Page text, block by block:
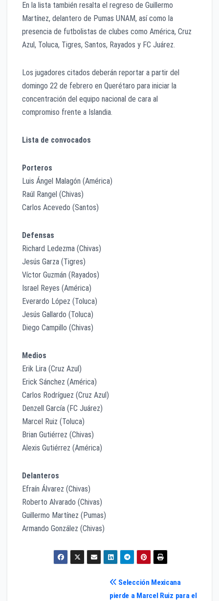
En la lista también resalta el regreso de Guillermo
Martínez, delantero de Pumas UNAM, así como la
presencia de futbolistas de clubes como América, Cruz
Azul, Toluca, Tigres, Santos, Rayados y FC Juárez.
Los jugadores citados deberán reportar a partir del
domingo 22 de febrero en Querétaro para iniciar la
concentración del equipo nacional de cara al
compromiso frente a Islandia.
Lista de convocados
Porteros
Luis Ángel Malagón (América)
Raúl Rangel (Chivas)
Carlos Acevedo (Santos)
Defensas
Richard Ledezma (Chivas)
Jesús Garza (Tigres)
Víctor Guzmán (Rayados)
Israel Reyes (América)
Everardo López (Toluca)
Jesús Gallardo (Toluca)
Diego Campillo (Chivas)
Medios
Erik Lira (Cruz Azul)
Erick Sánchez (América)
Carlos Rodríguez (Cruz Azul)
Denzell García (FC Juárez)
Marcel Ruiz (Toluca)
Brian Gutiérrez (Chivas)
Alexis Gutiérrez (América)
Delanteros
Efraín Álvarez (Chivas)
Roberto Alvarado (Chivas)
Guillermo Martínez (Pumas)
Armando González (Chivas)
Selección Mexicana
pierde a Marcel Ruiz para el